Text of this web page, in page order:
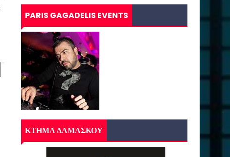
PARIS GAGADELIS EVENTS
ΚΤΗΜΑ ΔΑΜΑΣΚΟΥ